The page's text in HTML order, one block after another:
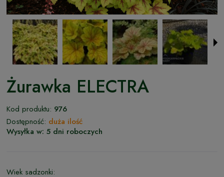
Żurawka ELECTRA
Kod produktu: 976
Dostępność: duża ilość
Wysyłka w: 5 dni roboczych
Wiek sadzonki: